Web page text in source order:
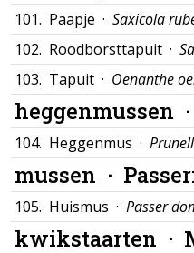
101. Paapje · Saxicola
102. Roodborsttapuit ·
103. Tapuit · Oenanthe
heggenmussen ·
104. Heggenmus ·
mussen ·
105. Huismus · Passer
kwikstaarten ·